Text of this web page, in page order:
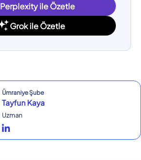
Perplexity ile Özetle
Grok ile Özetle
Ümraniye Şube
Tayfun Kaya
Uzman